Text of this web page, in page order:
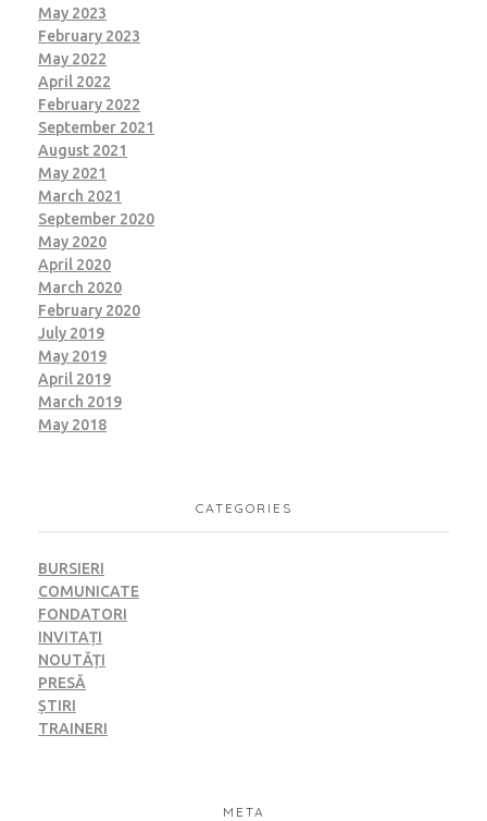
May 2023
February 2023
May 2022
April 2022
February 2022
September 2021
August 2021
May 2021
March 2021
September 2020
May 2020
April 2020
March 2020
February 2020
July 2019
May 2019
April 2019
March 2019
May 2018
CATEGORIES
BURSIERI
COMUNICATE
FONDATORI
INVITAȚI
NOUTĂȚI
PRESĂ
ȘTIRI
TRAINERI
META